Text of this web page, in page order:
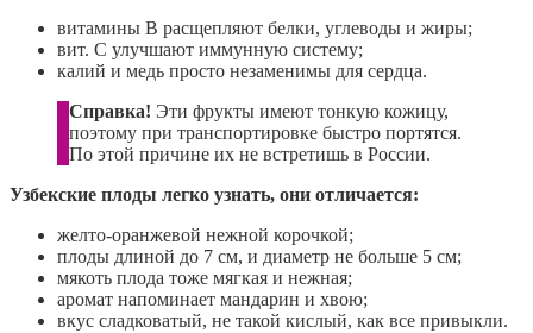
витамины В расщепляют белки, углеводы и жиры;
вит. С улучшают иммунную систему;
калий и медь просто незаменимы для сердца.
Справка! Эти фрукты имеют тонкую кожицу,
поэтому при транспортировке быстро портятся.
По этой причине их не встретишь в России.
Узбекские плоды легко узнать, они отличается:
желто-оранжевой нежной корочкой;
плоды длиной до 7 см, и диаметр не больше 5 см;
мякоть плода тоже мягкая и нежная;
аромат напоминает мандарин и хвою;
вкус сладковатый, не такой кислый, как все привыкли.